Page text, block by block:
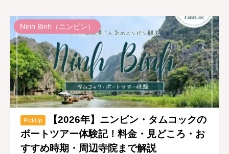
Ninh Binh（ニンビン）
PickUp
【2026年】ニンビン・タムコックの
ボートツアー体験記！料金・見どころ・お
すすめ時期・周辺寺院まで解説